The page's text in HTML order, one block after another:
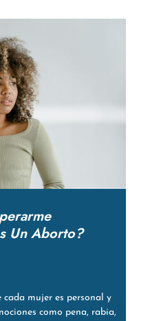
Un Aborto?
mujer es personal y
como pena, rabia,